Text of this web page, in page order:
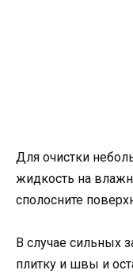
Для очистки
жидкость на
сполосните
В случае сильных
плитку и швы и